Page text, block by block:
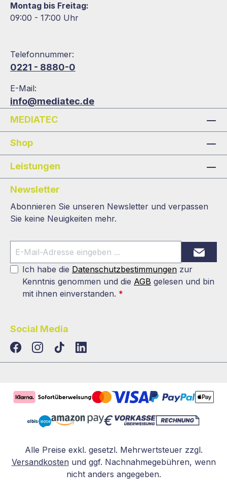
Montag bis Freitag:
09:00 - 17:00 Uhr
Telefonnummer:
0221 - 8880-0
E-Mail:
info@mediatec.de
MEDIATEC
Shop
Leistungen
Newsletter
Abonnieren Sie unseren Newsletter und verpassen
Sie keine Neuigkeiten mehr.
Ich habe die Datenschutzbestimmungen zur
Kenntnis genommen und die AGB gelesen und bin
mit ihnen einverstanden. *
Social Media
TikTokLinkedIn
Alle Preise exkl. gesetzl. Mehrwertsteuer zzgl.
Versandkosten und ggf. Nachnahmegebühren, wenn
nicht anders angegeben.